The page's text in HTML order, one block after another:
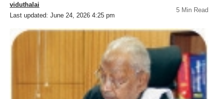
Last updated: June 24, 2026 4:25 pm
viduthalai
5 Min Read